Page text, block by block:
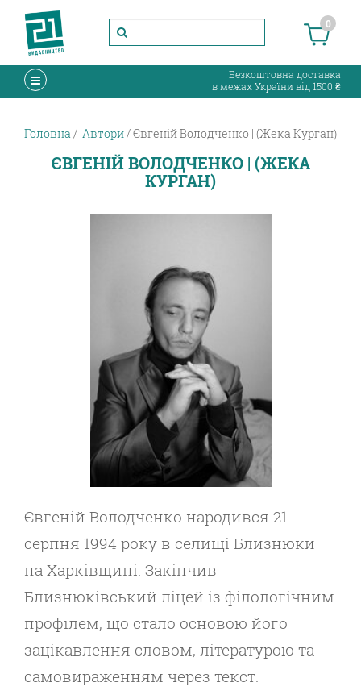
0
Безкоштовна доставка
в межах України від 1500 ₴
Головна Автори Євгеній Володченко | (Жека Курган)
ЄВГЕНІЙ ВОЛОДЧЕНКО | (ЖЕКА
КУРГАН)
Євгеній Володченко народився 21
серпня 1994 року в селищі Близнюки
на Харківщині. Закінчив
Близнюківський ліцей із філологічним
профілем, що стало основою його
зацікавлення словом, літературою та
самовираженням через текст.